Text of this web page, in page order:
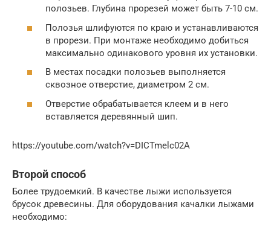
полозьев. Глубина прорезей может быть 7-10 см.
Полозья шлифуются по краю и устанавливаются
в прорези. При монтаже необходимо добиться
максимально одинакового уровня их установки.
В местах посадки полозьев выполняется
сквозное отверстие, диаметром 2 см.
Отверстие обрабатывается клеем и в него
вставляется деревянный шип.
https://youtube.com/watch?v=DICTmelc02A
Второй способ
Более трудоемкий. В качестве лыжи используется
брусок древесины. Для оборудования качалки лыжами
необходимо: